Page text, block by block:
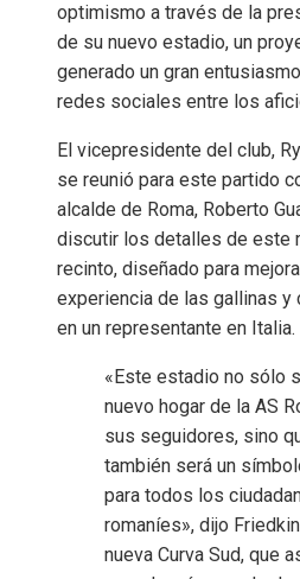
optimismo a través de la
de su nuevo estadio, un
generado un gran
redes sociales entre los
El vicepresidente del club,
se reunió para este partido
alcalde de Roma, Roberto
discutir los detalles de este
recinto, diseñado para
experiencia de las gallinas y
en un representante en Italia.
«Este estadio no sólo
nuevo hogar de la AS
sus seguidores, sino
también será un
para todos los
romaníes», dijo
nueva Curva Sud, que